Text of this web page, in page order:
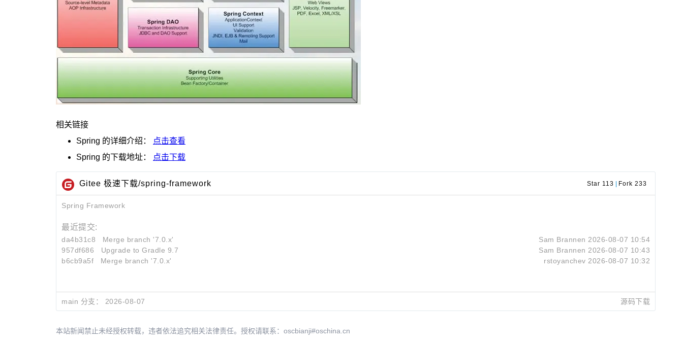
相关链接
Spring 的详细介绍：
点击查看
Spring 的下载地址： 点击下载
Gitee 极速下载/spring-framework Star 113 Fork 233
Spring Framework
最近提交:
da4b31c8 Merge branch '7.0.x' Sam Brannen 2026-08-07 10:54
957df686
Upgrade to Gradle 9.7 Sam Brannen 2026-08-07 10:43
b6cb9a5f
Merge branch '7.0.x' rstoyanchev 2026-08-07 10:32
main 分支： 2026-08-07 源码下载
本站新闻禁止未经授权转载，违者依法追究相关法律责任。授权请联系：oscbianji#oschina.cn